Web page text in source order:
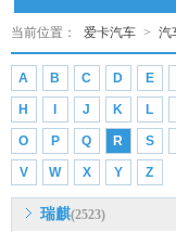
当前位置： 爱卡汽车 > 汽
A B C D E
H J K L
O P Q R S
V W X Y Z
奇点汽车(338)
R
日产 (75526)
荣威 (47912)
睿蓝汽车 (2391)
瑞麒(2523)